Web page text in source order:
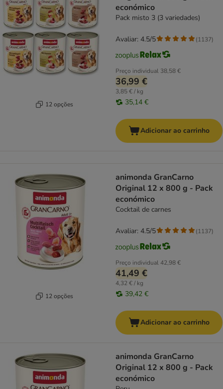
12 opções
económico
Pack misto 3 (3 variedades)
Preço individual 38,58 €
36,99 €
3,85 € / kg
35,14 €
Avaliar: 4.5/5 (1137)
Adicionar ao carrinho
12 opções
animonda GranCarno
Original 12 x 800 g - Pack
económico
Cocktail de carnes
Preço individual42,98 €
41,49 €
4,32 € / kg
39,42 €
Avaliar: 4.5/5 (1137)
Adicionar ao carrinho
animonda GranCarno
Original 12 x 800 g - Pack
económico